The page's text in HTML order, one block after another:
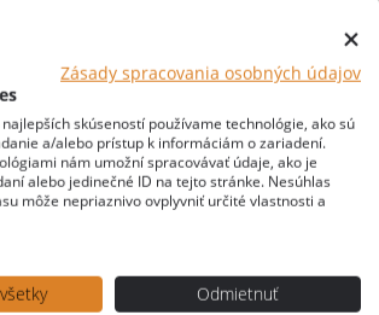
Zásady spracovania osobných údajov
skúseností používame technológie, ako sú
a/alebo prístup k informáciám o zariadení.
nám umožní spracovávať údaje, ako je
alebo jedinečné ID na tejto stránke. Nesúhlas
môže nepriaznivo ovplyvniť určité vlastnosti a
Odmietnuť